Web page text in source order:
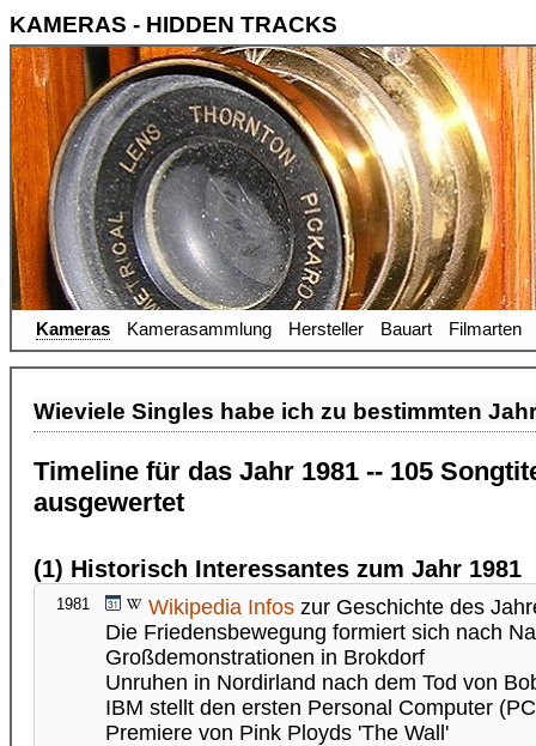
KAMERAS - HIDDEN TRACKS
Kameras Kamerasammlung Hersteller Bauart Filmarten
Wieviele Singles habe ich zu bestimmten
Timeline für das Jahr 1981 -- 105
ausgewertet
(1) Historisch Interessantes zum Jahr 1981
1981 Wikipedia Infos zur Geschichte des
Die Friedensbewegung formiert sich nach
Großdemonstrationen in Brokdorf
Unruhen in Nordirland nach dem Tod von
IBM stellt den ersten Personal Computer
Premiere von Pink Ployds 'The Wall'